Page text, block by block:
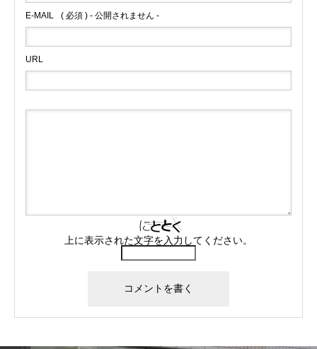
E-MAIL ( 必須 ) - 公開されません -
URL
上に表示された文字を入力してください。